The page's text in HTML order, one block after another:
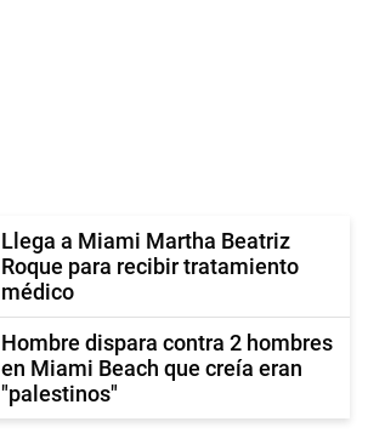
Llega a Miami Martha Beatriz
Roque para recibir tratamiento
médico
Hombre dispara contra 2 hombres
en Miami Beach que creía eran
"palestinos"